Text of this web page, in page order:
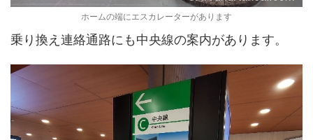
ホームの端にエスカレーターがあります
乗り換え連絡通路にも中央線の案内があります。